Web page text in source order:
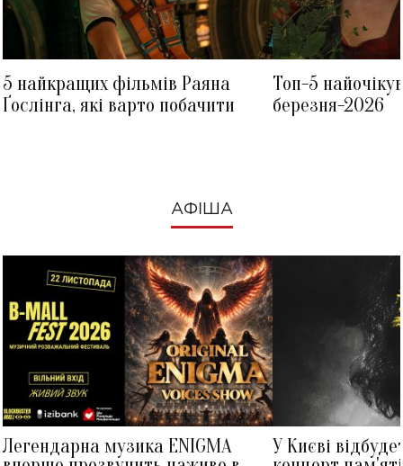
5 найкращих фільмів Раяна
Ґослінга, які варто побачити
Топ-5
березня-2026
АФІША
Легендарна музика ENIGMA
У Києві